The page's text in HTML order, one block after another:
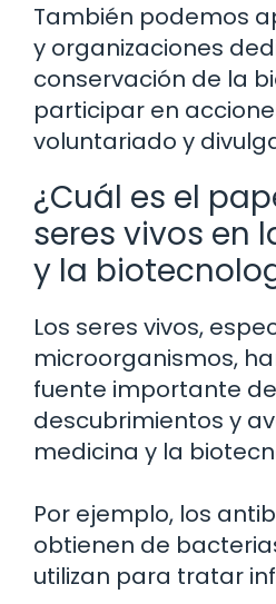
También podemos
y organizaciones
conservación de la
participar en
voluntariado y
¿Cuál es el
seres vivos en
y la
Los seres vivos,
microorganismos,
fuente importante de
descubrimientos y
medicina y la
Por ejemplo, los
obtienen de
utilizan para tratar